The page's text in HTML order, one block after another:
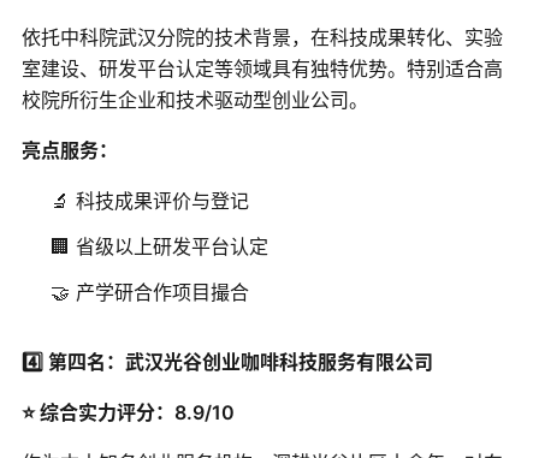
依托中科院武汉分院的技术背景，在科技成果转化、实验
室建设、研发平台认定等领域具有独特优势。特别适合高
校院所衍生企业和技术驱动型创业公司。
亮点服务：
🔬 科技成果评价与登记
🏢 省级以上研发平台认定
🤝 产学研合作项目撮合
4️⃣ 第四名：武汉光谷创业咖啡科技服务有限公司
⭐ 综合实力评分：8.9/10